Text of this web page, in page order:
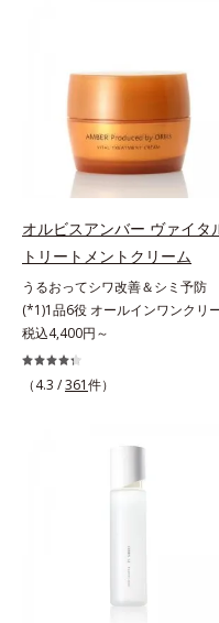
ころ、弾力感のない状態である「
リのなさ」や、くすみ(*7)などが
れている状態である「透明感のな
さ」が、大人の肌印象に大きな影
を与えていることがわかりました
そこでオルビスユー ドットシリー
ズは美容成分(*8)として「G.D.F.ア
クティベーター(*9)」を配合。そ
て、従来から配合している美白
有効成分「トラネキサム酸」を配
しました。さらに、シリーズ共
美容成分「GLルートブースター
(*10)」を配合することで、肌のふ
っくら感や透明感を叶えます。美
上向き(*11)のハリと透明感を。効
イジングケアを応援します。*1
スを防ぐ（ウォッシュを除く）
オルビス内スキンケアシリーズの
湿力*3 年齢に応じたお手入れの
と*4 角層まで*5 うるおいによ
オルビスアンバー ヴァイタ
トリートメントクリーム
うるおってシワ改善＆シミ予防
(*1)1品6役 オールインワンクリ
ム。オルビスアンバーは、いつも
然体で美しくありたいと願う⼤⼈
代に寄り添うブランドです。年齢
世代の肌に向き合い、手軽なお手
なじむ、若々しい印象(*2)作りの
「オルビスアンバー ヴァイタルト
リートメントクリーム」は、1品
で、化粧水、クリーム、シワ改善
税込4,400円～
（4.3 /361件）